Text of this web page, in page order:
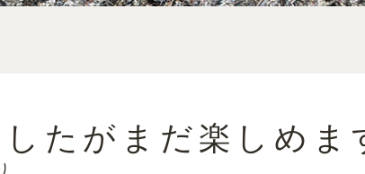
たがまだ楽しめま